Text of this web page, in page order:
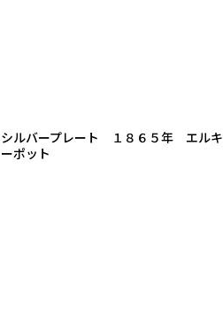
シルバープレート １８６５年 エル
ーポット